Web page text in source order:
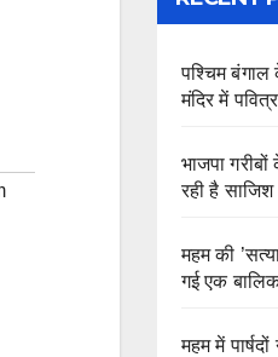
पश्चिम
मंदिर में
भाजपा
रही है
महम की
गई एक
महम में